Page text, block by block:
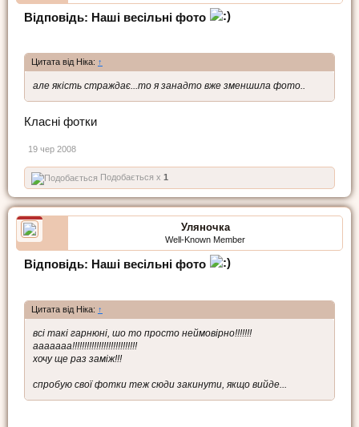
Відповідь: Наші весільні фото
Цитата від Ніка: ↑
але якість страждає...то я занадто вже зменшила фото..
Класні фотки
19 чер 2008
Подобається x 1
Уляночка
Well-Known Member
Відповідь: Наші весільні фото
Цитата від Ніка: ↑
всі такі гарнюні, шо то просто неймовірно!!!!!!!
ааааааа!!!!!!!!!!!!!!!!!!!!!!!!!!!
хочу ще раз заміж!!!
спробую свої фотки теж сюди закинути, якщо вийде...